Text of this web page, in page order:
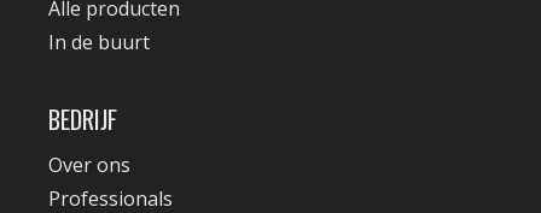
Alle producten
In de buurt
BEDRIJF
Over ons
Professionals